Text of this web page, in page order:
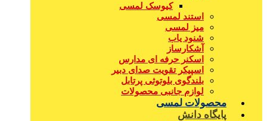
کیوسک لمسی
استند لمسی
میز لمسی
شنود یاب
آشکارساز
اسکنر حرفه ای مدارس
اسپیکر تقویت صدای دبیر
بلندگوی بلوتوثی پرتابل
لوازم جانبی محصولات
محصولات لمسی
پایگاه دانش